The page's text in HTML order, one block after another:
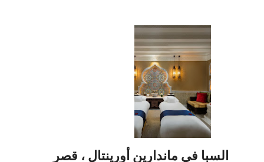
السبا في ماندارين أورينتال ، قصر